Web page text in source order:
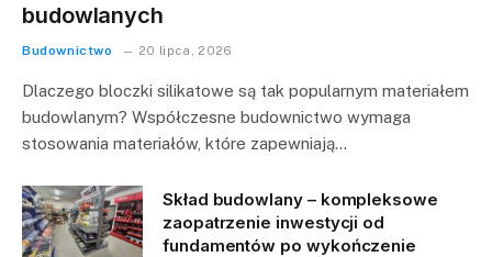
budowlanych
Budownictwo 20 lipca, 2026
Dlaczego bloczki silikatowe są tak popularnym materiałem
budowlanym? Współczesne budownictwo wymaga
stosowania materiałów, które zapewniają…
Skład budowlany – kompleksowe
zaopatrzenie inwestycji od
fundamentów po wykończenie